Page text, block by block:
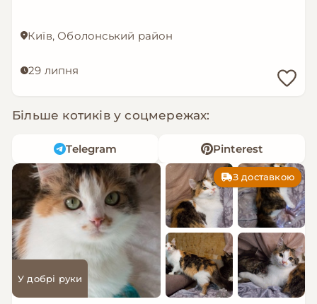
Київ, Оболонський район
29 липня
Більше котиків у соцмережах:
Telegram Pinterest
З доставкою
У добрі руки